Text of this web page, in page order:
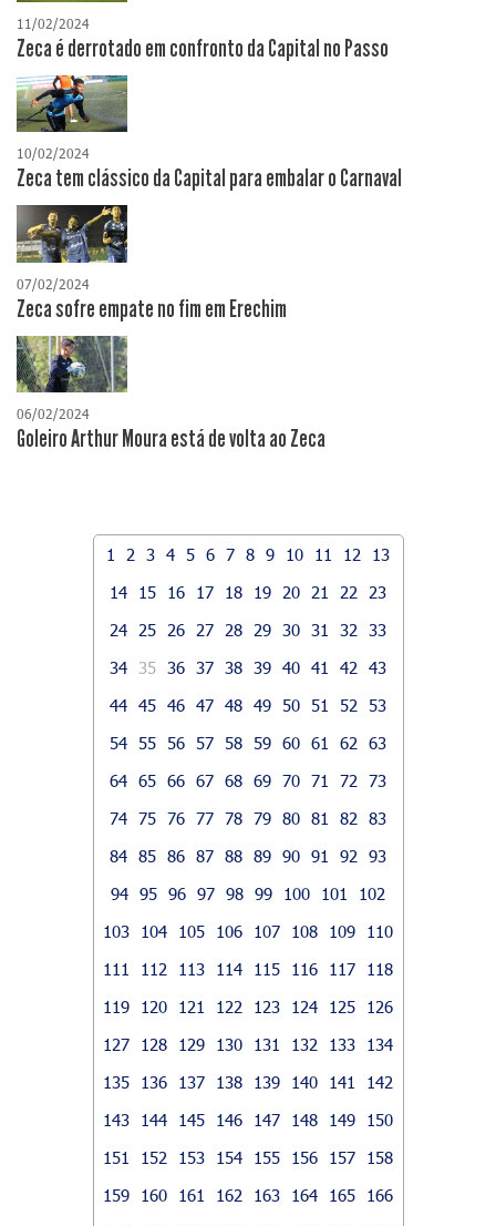
11/02/2024
Zeca é derrotado em confronto da Capital no Passo
10/02/2024
Zeca tem clássico da Capital para embalar o Carnaval
07/02/2024
Zeca sofre empate no fim em Erechim
06/02/2024
Goleiro Arthur Moura está de volta ao Zeca
1 2 3 4 5 6 7 8 9 10 11 12
13
14
15 16 17 18 19 20 21 22
23
24
25 26 27 28 29 30 31 32
33
34
35 36 37 38 39 40 41 42
43
44 45 46 47 48 49 50 51 52
53
54 55 56 57 58 59 60 61 62
63
64 65 66 67 68 69 70 71 72
73
74 75 76 77 78 79 80 81 82
83
84 85 86 87 88 89 90 91 92
93
94 95 96 97 98 99 100 101
102
103
104 105 106 107 108 109
110
111
112 113 114 115 116 117
118
119
120 121 122 123 124 125
126
127
128 129 130 131 132 133
134
135
136 137 138 139 140 141
142
143
144 145 146 147 148 149
150
151
152 153 154 155 156 157
158
159
160 161 162 163 164 165
166